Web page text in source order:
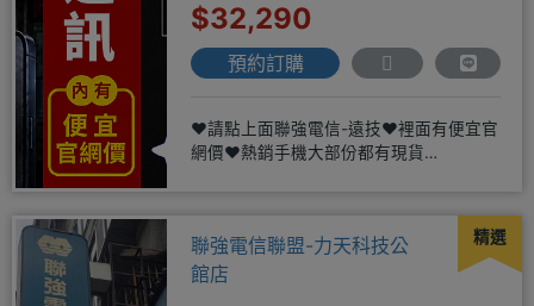
$32,290
預約訂購
❤️請點上面聯強電信-遠技❤️裡面有便宜官
網價❤️熱銷手機大部份都有現貨
精選
聯強電信聯盟-力天科技公
館店